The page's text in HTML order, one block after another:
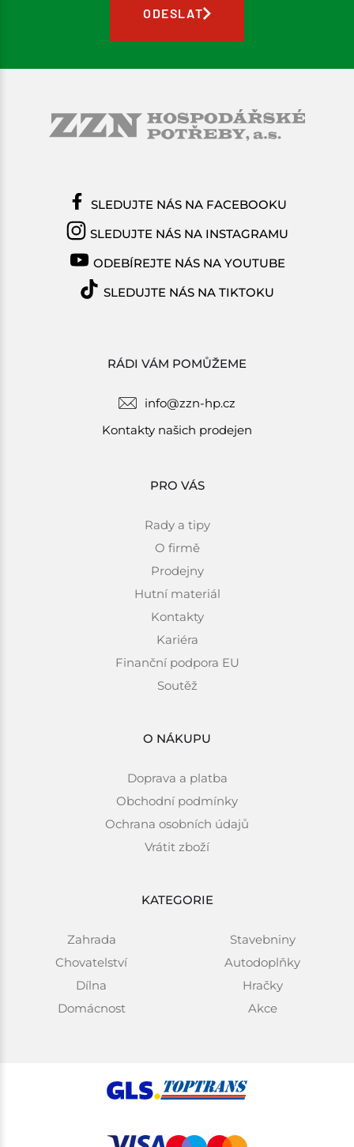
ODESLAT
RÁDI VÁM POMŮŽEME
info@zzn-hp.cz
Kontakty našich prodejen
PRO VÁS
Rady a tipy
O firmě
Prodejny
Hutní materiál
Kontakty
Kariéra
Finanční podpora EU
Soutěž
O NÁKUPU
Doprava a platba
Obchodní podmínky
Ochrana osobních údajů
Vrátit zboží
KATEGORIE
Zahrada
Chovatelství
Dílna
Domácnost
Stavebniny
Autodoplňky
Hračky
Akce
SLEDUJTE NÁS NA FACEBOOKU
SLEDUJTE NÁS NA INSTAGRAMU
ODEBÍREJTE NÁS NA YOUTUBE
SLEDUJTE NÁS NA TIKTOKU